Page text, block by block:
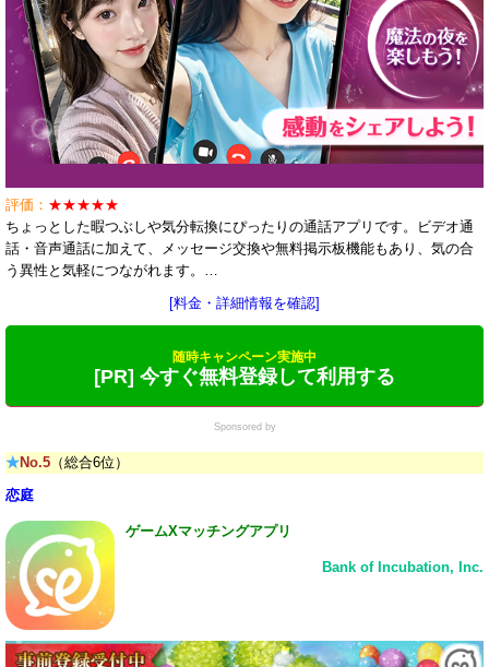
評価： ★★★★★
ちょっとした暇つぶしや気分転換にぴったりの通話アプリです。ビデオ通
話・音声通話に加えて、メッセージ交換や無料掲示板機能もあり、気の合
う異性と気軽につながれます。…
[料金・詳細情報を確認]
随時キャンペーン実施中
[PR] 今すぐ無料登録して利用する
Sponsored by
★No.5 （総合6位）
恋庭
ゲームXマッチングアプリ
Bank of Incubation, Inc.